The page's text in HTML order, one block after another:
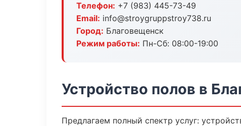
Телефон: +7 (983) 445-73-49
Email: info@stroygruppstroy738.ru
Город: Благовещенск
Режим работы: Пн-Сб: 08:00-19:00
Устройство полов в
Предлагаем полный спектр услуг: